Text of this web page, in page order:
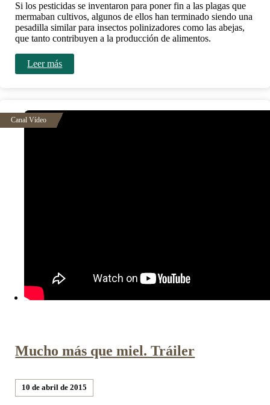
Si los pesticidas se inventaron para poner fin a las plagas que
mermaban cultivos, algunos de ellos han terminado siendo una
pesadilla similar para insectos polinizadores como las abejas,
que tanto contribuyen a la producción de alimentos.
Leer más
Mucho más que miel. Tráiler
10 de abril de 2015